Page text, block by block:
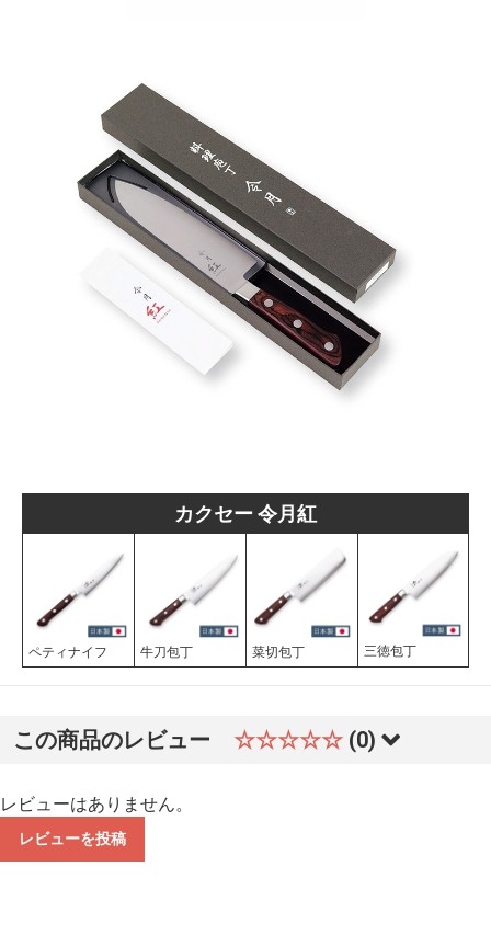
カクセー 令月紅
ペティナイフ 牛刀包丁 菜切包丁 三徳包丁
この商品のレビュー ☆☆☆☆☆ (0)
レビューはありません。
レビューを投稿